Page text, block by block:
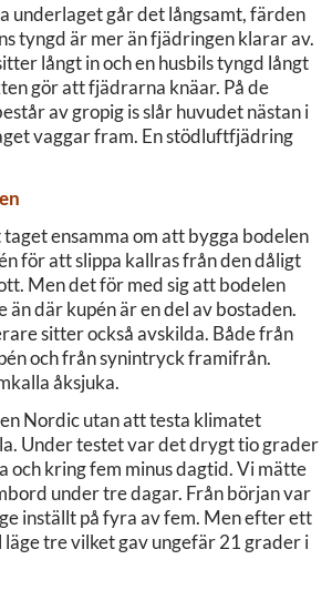
underlaget går det långsamt, färden
tyngd är mer än fjädringen klarar av.
långt in och en husbils tyngd långt
gör att fjädrarna knäar. På de
av gropig is slår huvudet nästan i
vaggar fram. En stödluftfjädring
ensamma om att bygga bodelen
för att slippa kallras från den dåligt
Men det för med sig att bodelen
än där kupén är en del av bostaden.
sitter också avskilda. Både från
och från synintryck framifrån.
åksjuka.
Nordic utan att testa klimatet
Under testet var det drygt tio grader
och kring fem minus dagtid. Vi mätte
under tre dagar. Från början var
inställt på fyra av fem. Men efter ett
tre vilket gav ungefär 21 grader i